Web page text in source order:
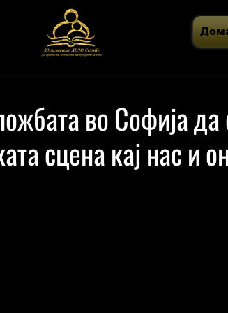
во Софија да
сцена кај нас и